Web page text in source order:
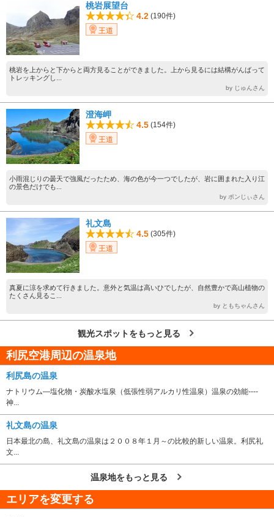
桃岩展望台
4.2 (190件)
王道
桃岩を上からと下からと両方見ることができました。上から見るには結構がんばって
トレッキングし...
by じゅんさん
澄海岬
4.5 (154件)
王道
小雨混じりの曇天で強風だったため、海の色が今一つでしたが、岩に囲まれた入り江
の景色だけでも...
by ポンじぃさん
礼文島
4.5 (305件)
王道
真夏に涼を求めて行きました。意外と気温は高いひでしたが、自然豊かで高山植物の
たくさん見るこ...
by ともちゃんさん
観光スポットをもっと見る
利尻空港周辺の温泉地
利尻島の温泉
ナトリウム―塩化物・炭酸水塩泉（低張性弱アルカリ性温泉）温泉の効能----
神...
礼文島の温泉
日本最北の島、礼文島の温泉は２００８年１月～の比較的新しい温泉。利尻礼
文...
温泉地をもっと見る
エリアを変更する